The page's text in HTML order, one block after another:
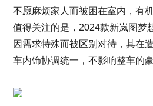
不愿麻烦家人而被困在室内，有
值得关注的是，2024款新岚图梦
因需求特殊而被区别对待，其在
车内饰协调统一，不影响整车的豪